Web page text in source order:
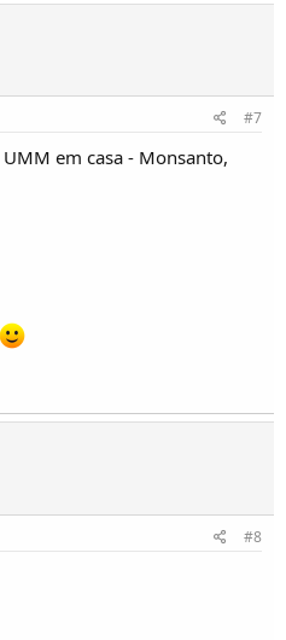
#7
em casa - Monsanto,
#8